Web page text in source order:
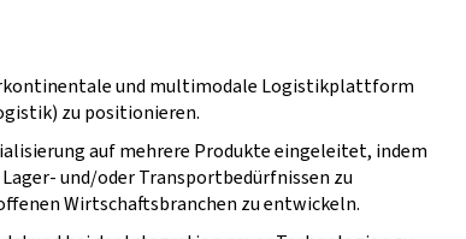
und multimodale Logistikplattform
zu positionieren.
auf mehrere Produkte eingeleitet, indem
und/oder Transportbedürfnissen zu
Wirtschaftsbranchen zu entwickeln.